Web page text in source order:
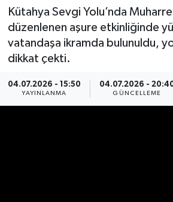
Kütahya Sevgi Yolu’nda
düzenlenen aşure etkinliğinde
vatandaşa ikramda bulunuldu,
dikkat çekti.
04.07.2026 - 15:50
YAYINLANMA
04.07.2026 -
GÜNCELLEME
Eleman
Emlak
Gündem
Haber Arşivi